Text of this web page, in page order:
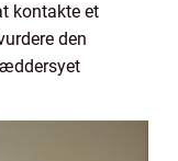
kontakte et
den